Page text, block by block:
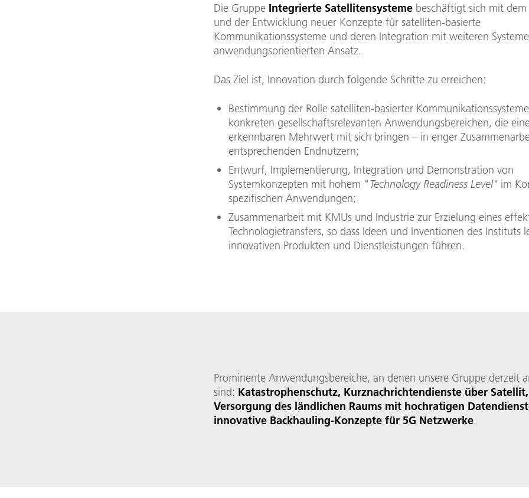
Die Gruppe Integrierte Satellitensysteme beschäftigt sich mit
und der Entwicklung neuer Konzepte für satelliten-basierte
Kommunikationssysteme und deren Integration mit weiteren
anwendungsorientierten Ansatz.
Das Ziel ist, Innovation durch folgende Schritte zu erreichen:
Bestimmung der Rolle satelliten-basierter
konkreten gesellschaftsrelevanten Anwendungsbereichen, die
erkennbaren Mehrwert mit sich bringen – in enger
entsprechenden Endnutzern;
Entwurf, Implementierung, Integration und Demonstration von
Systemkonzepten mit hohem "Technology Readiness Level" im
spezifischen Anwendungen;
Zusammenarbeit mit KMUs und Industrie zur Erzielung eines
Technologietransfers, so dass Ideen und Inventionen des Instituts
innovativen Produkten und Dienstleistungen führen.
Prominente Anwendungsbereiche, an denen unsere Gruppe derzeit
sind: Katastrophenschutz, Kurznachrichtendienste über Satellit,
Versorgung des ländlichen Raums mit hochratigen
innovative Backhauling-Konzepte für 5G Netzwerke.